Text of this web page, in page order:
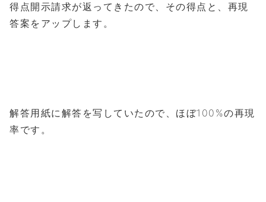
得点開示請求が返ってきたので、その得点と、再現
答案をアップします。
解答用紙に解答を写していたので、ほぼ100%の再現
率です。